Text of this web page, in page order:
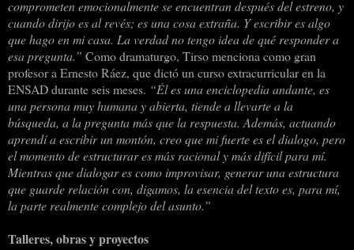
comprometen emocionalmente se encuentran después del estreno, y
cuando dirijo es al revés; es una cosa extraña. Y escribir es algo
que hago en mi casa. La verdad no tengo idea de qué responder a
esa pregunta.” Como dramaturgo, Tirso menciona como gran
profesor a Ernesto Ráez, que dictó un curso extracurricular en la
ENSAD durante seis meses. “Él es una enciclopedia andante, es
una persona muy humana y abierta, tiende a llevarte a la
búsqueda, a la pregunta más que la respuesta. Además, actuando
aprendí a escribir un montón, creo que mi fuerte es el dialogo, pero
el momento de estructurar es más racional y más difícil para mí.
Mientras que dialogar es como improvisar, generar una estructura
que guarde relación con, digamos, la esencia del texto es, para mí,
la parte realmente complejo del asunto.”
Talleres, obras y proyectos